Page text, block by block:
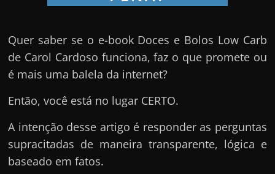
e
c
h
e
e
c
h
Quer saber se o e-book Doces e Bolos Low Carb
de Carol Cardoso funciona, faz o que promete ou
é mais uma balela da internet?
Então, você está no lugar CERTO.
A intenção desse artigo é responder as perguntas
supracitadas de maneira transparente, lógica e
baseado em fatos.